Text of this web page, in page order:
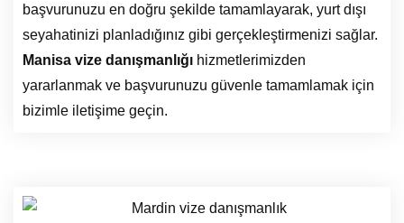
başvurunuzu en doğru şekilde tamamlayarak, yurt dışı
seyahatinizi planladığınız gibi gerçekleştirmenizi sağlar.
Manisa vize danışmanlığı hizmetlerimizden
yararlanmak ve başvurunuzu güvenle tamamlamak için
bizimle iletişime geçin.